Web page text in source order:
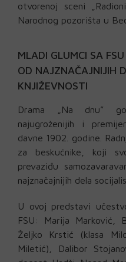
otvorenoj sceni
Narodnog pozorišta u
MLADI GLUMCI SA
OD NAJZNAČAJNIJIH
KNJIŽEVNOSTI
Drama „Na dnu”
najugroženijih i
davne 1902. godine.
za beskućnike, koji
prevaziđu
najznačajnijih dela
U ovoj predstavi
FSU: Marija Marković,
Željko Krstić (klasa
Miletić), Dalibor